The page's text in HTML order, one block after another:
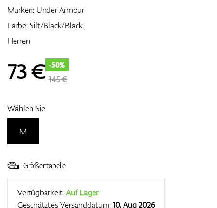
Entfernungsmesser & GPS
Marken: Under Armour
Farbe: Silt/Black/Black
Herren
73€ -50%
145 €
Wählen Sie
M
Größentabelle
Verfügbarkeit:Auf Lager
Geschätztes Versanddatum:10. Aug 2026